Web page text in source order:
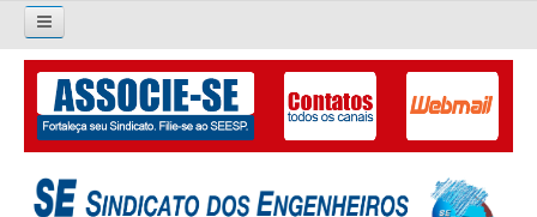
Pesquisar...
O SINDICATO
APRESENTAÇÃO